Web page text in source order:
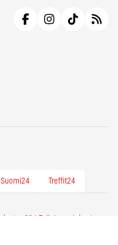
Suomi24 Treffit24